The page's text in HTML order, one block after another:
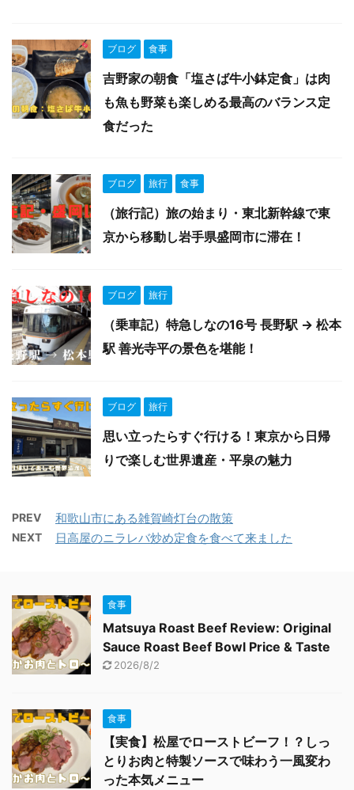
ブログ 食事
吉野家の朝食「塩さば牛小鉢定食」は肉
も魚も野菜も楽しめる最高のバランス定
食だった
ブログ 旅行 食事
（旅行記）旅の始まり・東北新幹線で東
京から移動し岩手県盛岡市に滞在！
ブログ 旅行
（乗車記）特急しなの16号 長野駅 → 松本
駅 善光寺平の景色を堪能！
ブログ 旅行
思い立ったらすぐ行ける！東京から日帰
りで楽しむ世界遺産・平泉の魅力
PREV 和歌山市にある雑賀崎灯台の散策
NEXT 日高屋のニラレバ炒め定食を食べて来ました
食事
Matsuya Roast Beef Review: Original
Sauce Roast Beef Bowl Price & Taste
2026/8/2
食事
【実食】松屋でローストビーフ！？しっ
とりお肉と特製ソースで味わう一風変わ
った本気メニュー